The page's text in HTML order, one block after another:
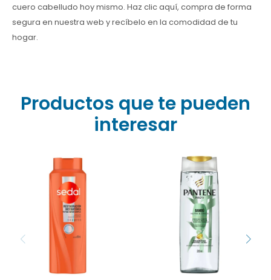
cuero cabelludo hoy mismo. Haz clic aquí, compra de forma
segura en nuestra web y recíbelo en la comodidad de tu
hogar.
Productos que te pueden
interesar
¿Pelo dañado? Recuperá
el brillo con Sedal
Restauración Instantánea
650ml. Fórmula con
Keratina y Vitamina C.
¡Compralo online en
Farmacia Goes y renová
tu fibra capilar hoy
mismo! ?✨
Inspirado en la resistencia
del bambú, este shampoo
ayuda a reducir la caída
del cabello debido al
quiebre, dejándolo más
fuerte, brillante y con una
apariencia saludable.